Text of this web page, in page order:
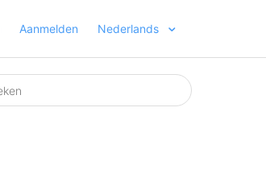
Aanmelden Nederlands